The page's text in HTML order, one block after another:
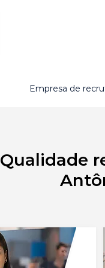
Empresa de
Qualidade